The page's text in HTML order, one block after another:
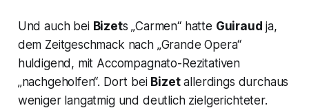
Und auch bei Bizets „Carmen“ hatte Guiraud ja,
dem Zeitgeschmack nach „Grande Opera“
huldigend, mit Accompagnato-Rezitativen
„nachgeholfen“. Dort bei Bizetallerdings durchaus
weniger langatmig und deutlich zielgerichteter.